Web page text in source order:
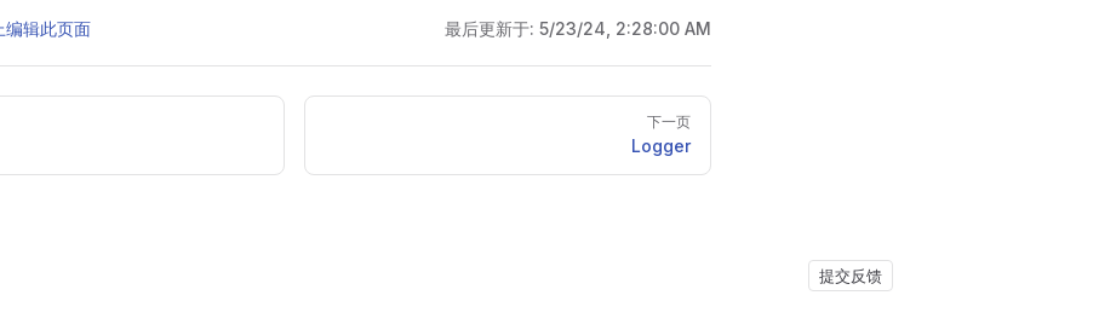
提交反馈
辑此页面 最后更新于: 5/23/24, 2:28:00 AM
下一页
Logger